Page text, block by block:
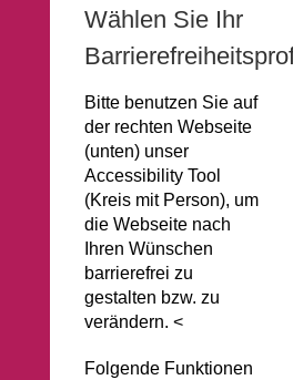
Wählen Sie Ihr
Bitte benutzen Sie auf
der rechten Webseite
(unten) unser
Accessibility Tool
(Kreis mit Person), um
die Webseite nach
Ihren Wünschen
barrierefrei zu
gestalten bzw. zu
verändern. <
Folgende Funktionen